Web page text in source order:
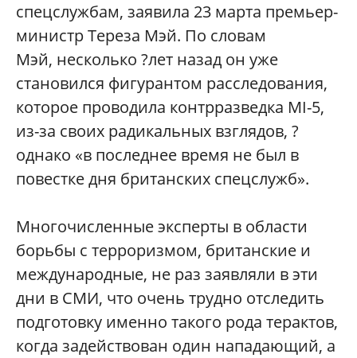
спецслужбам, заявила 23 марта премьер-
министр Тереза Мэй. По словам
Мэй, несколько ?лет назад он уже
становился фигурантом расследования,
которое проводила контрразведка MI-5,
из-за своих радикальных взглядов, ?
однако «в последнее время не был в
повестке дня британских спецслужб».
Многочисленные эксперты в области
борьбы с терроризмом, британские и
международные, не раз заявляли в эти
дни в СМИ, что очень трудно отследить
подготовку именно такого рода терактов,
когда задействован один нападающий, а